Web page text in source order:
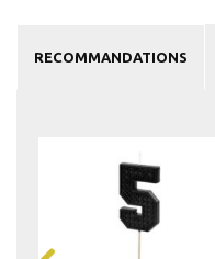
RECOMMANDATIONS